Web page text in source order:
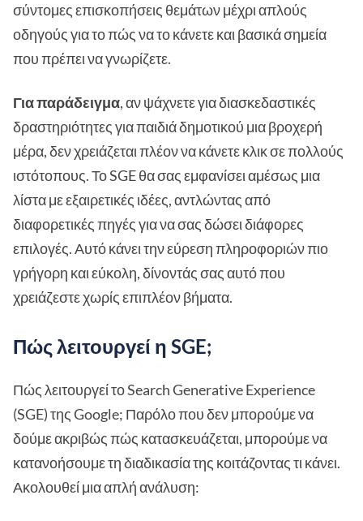
σύντομες επισκοπήσεις θεμάτων μέχρι απλούς
οδηγούς για το πώς να το κάνετε και βασικά σημεία
που πρέπει να γνωρίζετε.
Για παράδειγμα, αν ψάχνετε για διασκεδαστικές
δραστηριότητες για παιδιά δημοτικού μια βροχερή
μέρα, δεν χρειάζεται πλέον να κάνετε κλικ σε πολλούς
ιστότοπους. Το SGE θα σας εμφανίσει αμέσως μια
λίστα με εξαιρετικές ιδέες, αντλώντας από
διαφορετικές πηγές για να σας δώσει διάφορες
επιλογές. Αυτό κάνει την εύρεση πληροφοριών πιο
γρήγορη και εύκολη, δίνοντάς σας αυτό που
χρειάζεστε χωρίς επιπλέον βήματα.
Πώς λειτουργεί η SGE;
Πώς λειτουργεί το Search Generative Experience
(SGE) της Google; Παρόλο που δεν μπορούμε να
δούμε ακριβώς πώς κατασκευάζεται, μπορούμε να
κατανοήσουμε τη διαδικασία της κοιτάζοντας τι κάνει.
Ακολουθεί μια απλή ανάλυση: